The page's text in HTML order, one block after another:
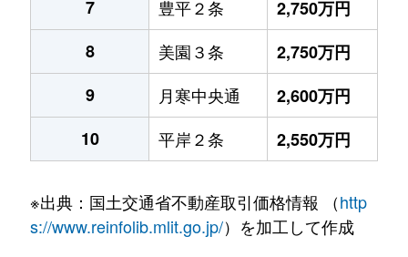
7 豊平２条
2,750万円
8
美園３条
2,750万円
9
月寒中央通
2,600万円
10
平岸２条 2,550万円
※出典：国土交通省不動産取引価格情報 （http
s://www.reinfolib.mlit.go.jp/）を加工して作成